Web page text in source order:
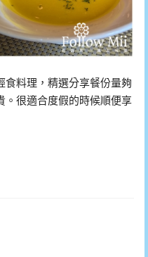
食料理，精選分享餐份量夠
。很適合度假的時候順便享